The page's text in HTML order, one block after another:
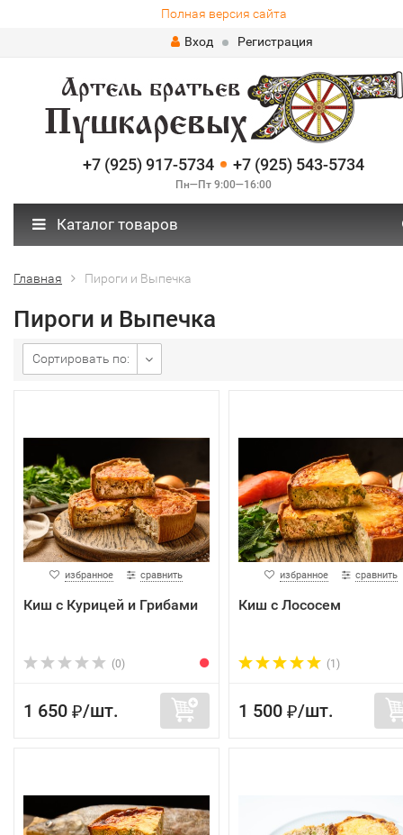
Полная версия сайта
Вход
Регистрация
+7 (925) 917-5734 +7 (925) 543-5734
Пн—Пт 9:00—16:00
Каталог товаров
Главная Пироги и Выпечка
Пироги и Выпечка
Сортировать по:
избранное сравнить
Киш с Курицей и Грибами
(0)
1 650 ₽/шт.
избранное сравнить
Киш с Лососем
(1)
1 500 ₽/шт.